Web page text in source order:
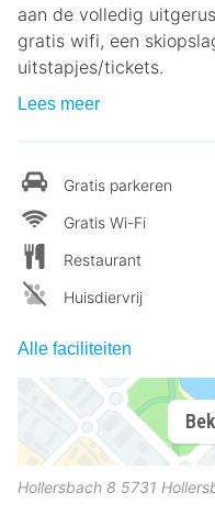
aan de volledig
gratis wifi, een
uitstapjes/tickets.
Lees meer
Gratis parkeren
Gratis Wi-Fi
Restaurant
Huisdiervrij
Alle faciliteiten
Hollersbach 8 5731